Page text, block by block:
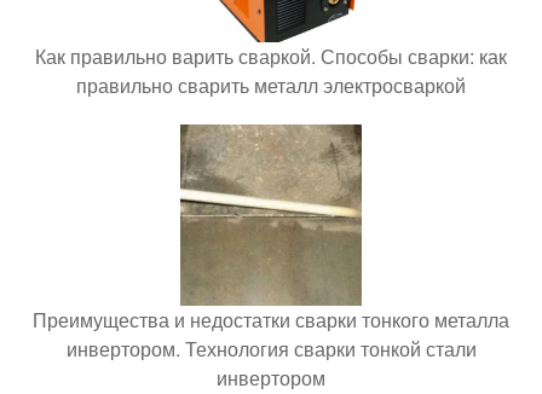
Как правильно варить сваркой. Способы сварки: как
правильно сварить металл электросваркой
Преимущества и недостатки сварки тонкого металла
инвертором. Технология сварки тонкой стали
инвертором